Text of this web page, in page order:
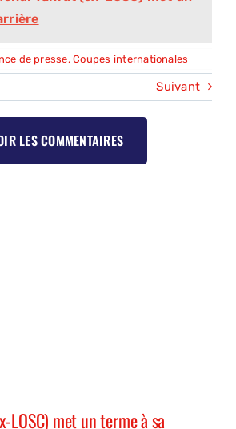
de presse,Coupes internationales
Suivant
LES COMMENTAIRES
LOSC) met un terme à sa